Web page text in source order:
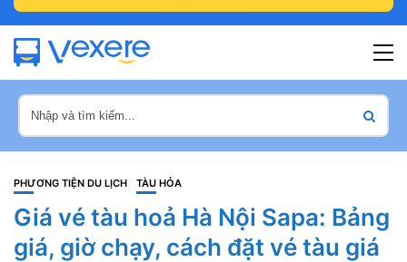
PHƯƠNG TIỆN DU LỊCH TÀU HỎA
Giá vé tàu hoả Hà Nội Sapa: Bảng
giá, giờ chạy, cách đặt vé tàu giá